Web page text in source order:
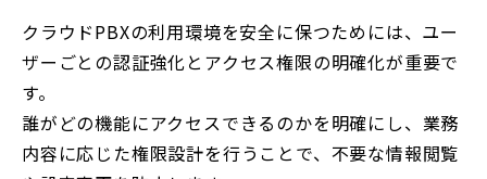
クラウドPBXの利用環境を安全に保つためには、ユー
ザーごとの認証強化とアクセス権限の明確化が重要で
す。
誰がどの機能にアクセスできるのかを明確にし、業務
内容に応じた権限設計を行うことで、不要な情報閲覧